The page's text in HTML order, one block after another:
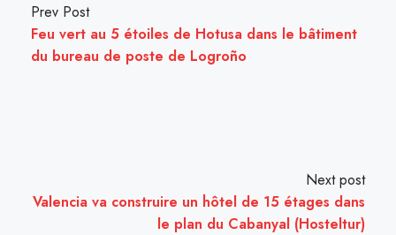
Prev Post
Feu vert au 5 étoiles de Hotusa dans le bâtiment
du bureau de poste de Logroño
Next post
Valencia va construire un hôtel de 15 étages dans
le plan du Cabanyal (Hosteltur)